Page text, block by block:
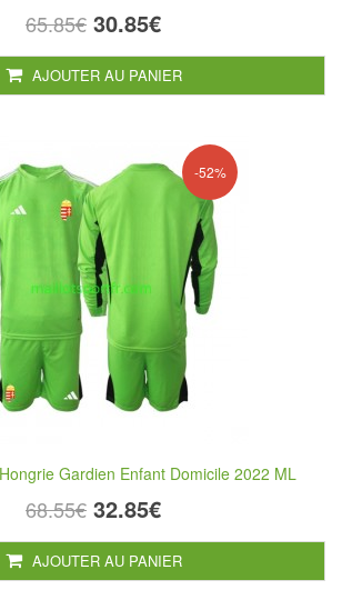
65.85€ 30.85€
AJOUTER AU PANIER
-52%
Gardien Enfant Domicile 2022 ML
68.55€ 32.85€
AJOUTER AU PANIER